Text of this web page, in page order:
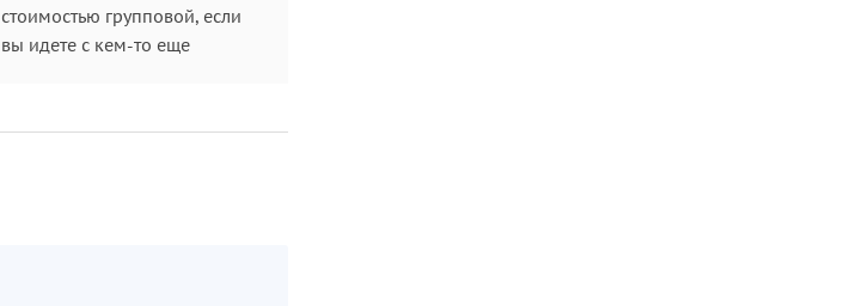
стоимостью групповой, если
вы идете с кем-то еще